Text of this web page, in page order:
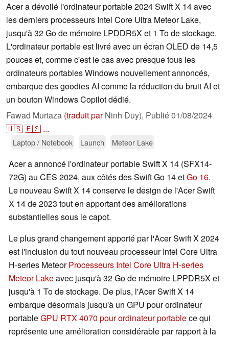
Acer a dévoilé l'ordinateur portable 2024 Swift X 14 avec
les derniers processeurs Intel Core Ultra Meteor Lake,
jusqu'à 32 Go de mémoire LPDDR5X et 1 To de stockage.
L'ordinateur portable est livré avec un écran OLED de 14,5
pouces et, comme c'est le cas avec presque tous les
ordinateurs portables Windows nouvellement annoncés,
embarque des goodies AI comme la réduction du bruit AI et
un bouton Windows Copilot dédié.
Fawad Murtaza (traduit parNinh Duy), Publié01/08/2024
🇺🇸🇪🇸 ...
Laptop / Notebook Launch Meteor Lake
Acer a annoncé l'ordinateur portable Swift X 14 (SFX14-
72G) au CES 2024, aux côtés des Swift Go 14 etGo 16.
Le nouveau Swift X 14 conserve le design de l'Acer Swift
X 14 de 2023 tout en apportant des améliorations
substantielles sous le capot.
Le plus grand changement apporté par l'Acer Swift X 2024
est l'inclusion du tout nouveau processeur Intel Core Ultra
H-series MeteorProcesseurs Intel Core Ultra H-series
Meteor Lakeavec jusqu'à 32 Go de mémoire LPPDR5X et
jusqu'à 1 To de stockage. De plus, l'Acer Swift X 14
embarque désormais jusqu'à un GPU pour ordinateur
portableGPU RTX 4070 pour ordinateur portablece qui
représente une amélioration considérable par rapport à la